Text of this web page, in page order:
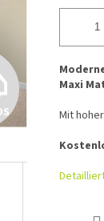
K
O
Maxi
Mit